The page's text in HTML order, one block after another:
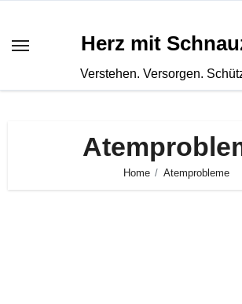
springen
Herz mit
Verstehen. Versorgen.
Home Atemprobleme